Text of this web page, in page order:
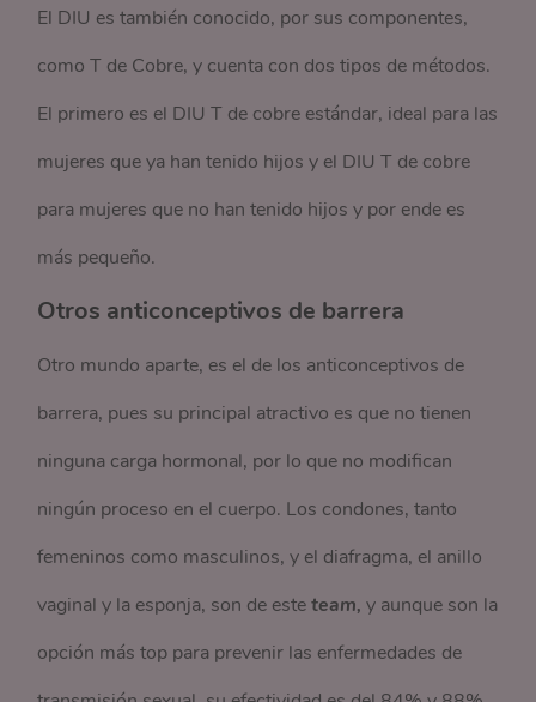
El DIU es también conocido, por sus componentes,
como T de Cobre, y cuenta con dos tipos de métodos.
El primero es el DIU T de cobre estándar, ideal para las
mujeres que ya han tenido hijos y el DIU T de cobre
para mujeres que no han tenido hijos y por ende es
más pequeño.
Otros anticonceptivos de barrera
Otro mundo aparte, es el de los anticonceptivos de
barrera, pues su principal atractivo es que no tienen
ninguna carga hormonal, por lo que no modifican
ningún proceso en el cuerpo. Los condones, tanto
femeninos como masculinos, y el diafragma, el anillo
vaginal y la esponja, son de esteteam,y aunque son la
opción más top para prevenir las enfermedades de